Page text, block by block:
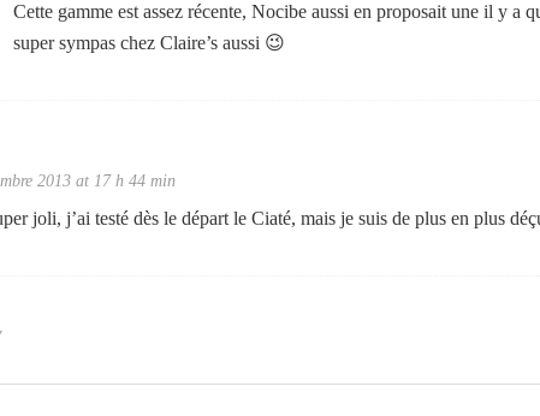
Cette gamme est assez récente, Nocibe aussi en proposait une il y a
super sympas chez Claire’s aussi 😉
2013 at 17 h 44 min
joli, j’ai testé dès le départ le Ciaté, mais je suis de plus en plus